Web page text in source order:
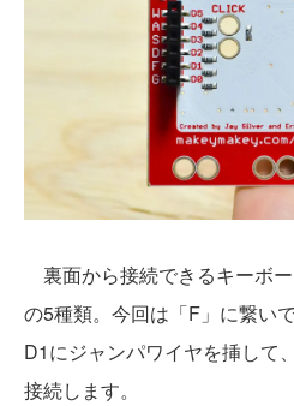
裏面から接続できるキーボ
の5種類。今回は「F」に繋い
D1にジャンパワイヤを挿して
接続します。